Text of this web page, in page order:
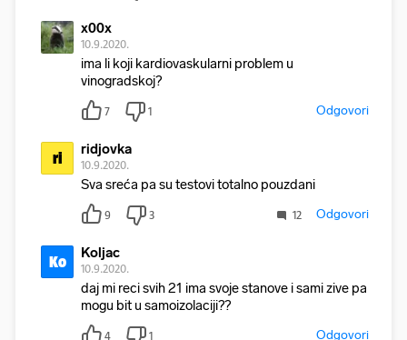
x00x
10.9.2020.
ima li koji kardiovaskularni problem u
vinogradskoj?
7 1 Odgovori
ri ridjovka
10.9.2020.
Sva sreća pa su testovi totalno pouzdani
9 3 12 Odgovori
Ko Koljac
10.9.2020.
daj mi reci svih 21 ima svoje stanove i sami zive pa
mogu bit u samoizolaciji??
4 1 Odgovori